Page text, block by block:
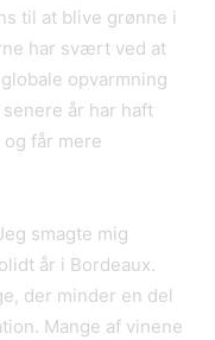
til at blive grønne i
har svært ved at
opvarmning
år har haft
får mere
smagte mig
år i Bordeaux.
der minder en del
Mange af vinene